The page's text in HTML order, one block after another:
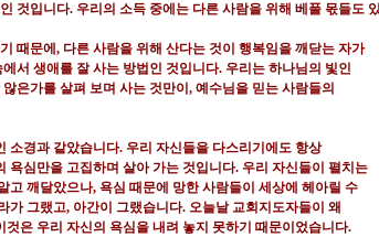
것입니다. 우리의 소득 중에는 다른 사람을 위해 베풀 몫들도
때문에 , 다른 사람을 위해 산다는 것이 행복임을 깨닫는 자가
서 생애를 잘 사는 방법인 것입니다. 우리는 하나님의 빛인
은가를 살펴 보며 사는 것만이 , 예수님을 믿는 사람들의
소경과 같았습니다. 우리 자신들을 다스리기에도 항상
욕심만을 고집하며 살아 가는 것입니다. 우리 자신들이 펼치는
고 깨달았으나, 욕심 때문에 망한 사람들이 세상에 헤아릴 수
가 그랬고, 아간이 그랬습니다. 오늘날 교회지도자들이 왜
것은 우리 자신의 욕심을 내려 놓지 못하기 때문이었습니다.